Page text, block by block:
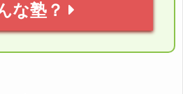
な塾？